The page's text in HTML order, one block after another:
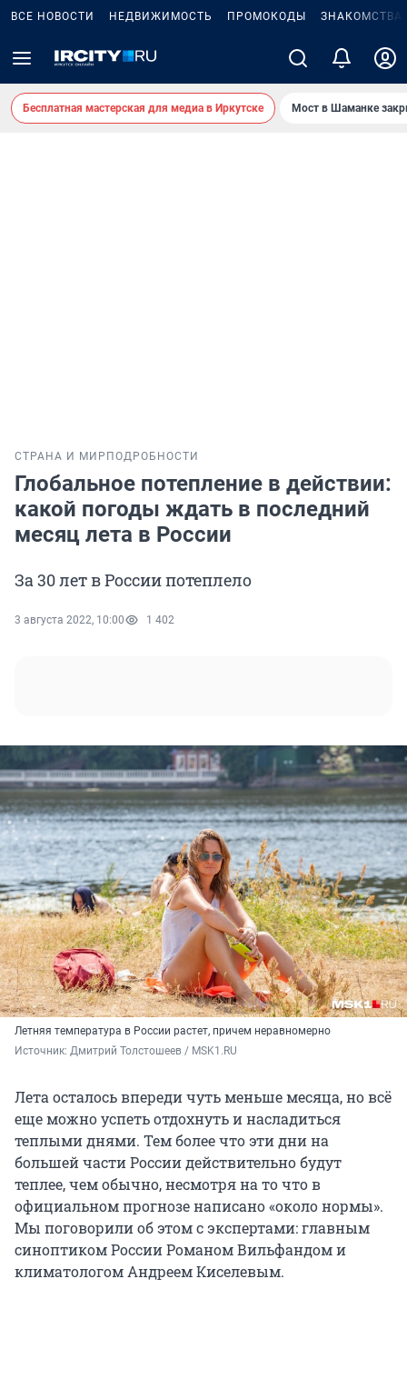
ВСЕ НОВОСТИ НЕДВИЖИМОСТЬ ПРОМОКОДЫ ЗНАКОМСТВА
Бесплатная мастерская для медиа в Иркутске Мост в Шаманке
СТРАНА И МИР ПОДРОБНОСТИ
Глобальное потепление в действии:
какой погоды ждать в последний
месяц лета в России
За 30 лет в России потеплело
3 августа 2022, 10:00 1 402
Летняя температура в России растет, причем неравномерно
Источник: Дмитрий Толстошеев / MSK1.RU
Лета осталось впереди чуть меньше месяца, но всё
еще можно успеть отдохнуть и насладиться
теплыми днями. Тем более что эти дни на
большей части России действительно будут
теплее, чем обычно, несмотря на то что в
официальном прогнозе написано «около нормы».
Мы поговорили об этом с экспертами: главным
синоптиком России Романом Вильфандом и
климатологом Андреем Киселевым.